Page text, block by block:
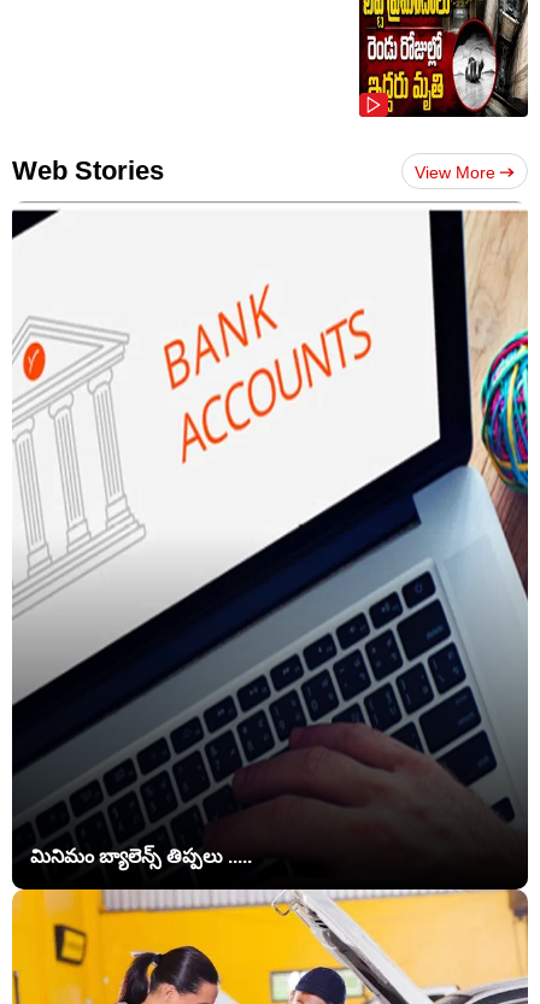
Web Stories View More
మినిమం బ్యాలెన్స్ తిప్పలు .....